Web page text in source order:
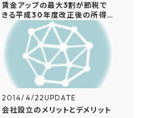
賃金アップの最大3割が節税で
きる平成30年度改正後の所得
拡大促進税制のメリットについ
て徹底解説
2014/4/22UPDATE
会社設立のメリットとデメリット